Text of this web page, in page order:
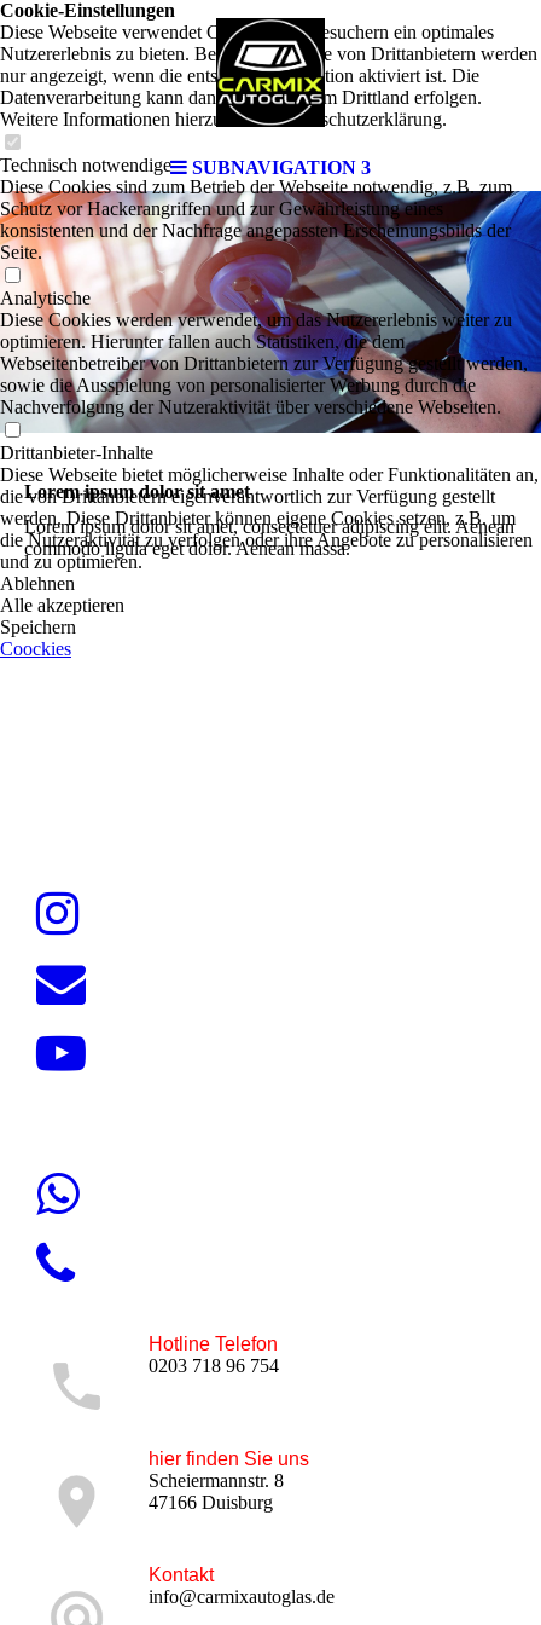
SUBNAVIGATION 3
.
.
Lorem ipsum dolor sit amet
Lorem ipsum dolor sit amet, consectetuer adipiscing elit. Aenean
commodo ligula eget dolor. Aenean massa.
Hotline Telefon
0203 718 96 754
hier finden Sie uns
Scheiermannstr. 8
47166 Duisburg
Kontakt
info@carmixautoglas.de
Cookie-Einstellungen
Diese Webseite verwendet Cookies, um Besuchern ein optimales
Nutzererlebnis zu bieten. Bestimmte Inhalte von Drittanbietern werden
nur angezeigt, wenn die entsprechende Option aktiviert ist. Die
Datenverarbeitung kann dann auch in einem Drittland erfolgen.
Weitere Informationen hierzu in der Datenschutzerklärung.
Technisch notwendige
Diese Cookies sind zum Betrieb der Webseite notwendig, z.B. zum
Schutz vor Hackerangriffen und zur Gewährleistung eines
konsistenten und der Nachfrage angepassten Erscheinungsbilds der
Seite.
Analytische
Diese Cookies werden verwendet, um das Nutzererlebnis weiter zu
optimieren. Hierunter fallen auch Statistiken, die dem
Webseitenbetreiber von Drittanbietern zur Verfügung gestellt werden,
sowie die Ausspielung von personalisierter Werbung durch die
Nachverfolgung der Nutzeraktivität über verschiedene Webseiten.
Drittanbieter-Inhalte
Diese Webseite bietet möglicherweise Inhalte oder Funktionalitäten an,
die von Drittanbietern eigenverantwortlich zur Verfügung gestellt
werden. Diese Drittanbieter können eigene Cookies setzen, z.B. um
die Nutzeraktivität zu verfolgen oder ihre Angebote zu personalisieren
und zu optimieren.
Ablehnen
Alle akzeptieren
Speichern
Coockies